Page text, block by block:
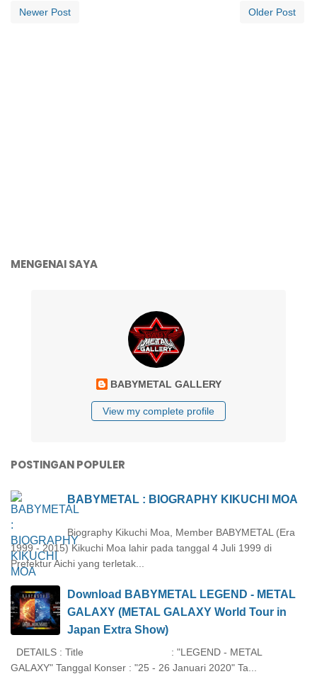
Newer Post Older Post
MENGENAI SAYA
BABYMETAL GALLERY
View my complete profile
POSTINGAN POPULER
BABYMETAL : BIOGRAPHY KIKUCHI MOA
Biography Kikuchi Moa, Member BABYMETAL (Era
1999 - 2015) Kikuchi Moa lahir pada tanggal 4 Juli 1999 di
Prefektur Aichi yang terletak...
Download BABYMETAL LEGEND - METAL
GALAXY (METAL GALAXY World Tour in
Japan Extra Show)
DETAILS : Title : "LEGEND - METAL
GALAXY" Tanggal Konser : "25 - 26 Januari 2020" Ta...